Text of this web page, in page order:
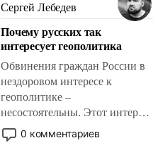
Сергей Лебедев
Почему русских так
интересует геополитика
Обвинения граждан России в
нездоровом интересе к
геополитике –
несостоятельны. Этот интерес
рационален и прагматичен. Он
обусловлен тысячелетним
0 комментариев